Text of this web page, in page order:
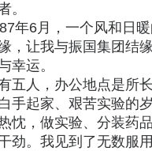
。
年6月，一个风和日
，让我与振国集团结
幸运。
五人，办公地点是所
手起家、艰苦实验的
忱，做实验、分装药
劲。我见到了无数服